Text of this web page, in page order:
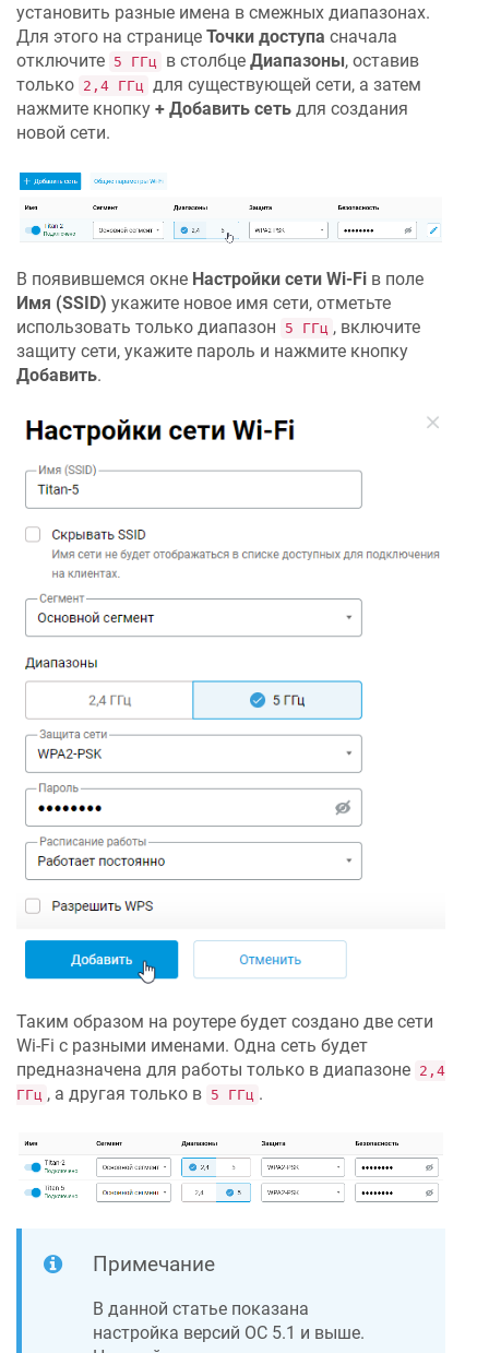
установить разные имена в смежных диапазонах.
Для этого на странице Точки доступа сначала
отключите 5 ГГц в столбце Диапазоны, оставив
только 2,4 ГГц
для существующей сети, а затем
нажмите кнопку + Добавить сеть для создания
новой сети.
В появившемся окне Настройки сети Wi-Fi в поле
Имя (SSID) укажите новое имя сети, отметьте
использовать только диапазон
5 ГГц , включите
защиту сети, укажите пароль и нажмите кнопку
Добавить.
Таким образом на роутере будет создано две сети
Wi-Fi с разными именами. Одна сеть будет
предназначена для работы только в диапазоне 2,4
ГГц , а другая только в 5 ГГц .
Примечание
В данной статье показана
настройка версий ОС 5.1 и выше.